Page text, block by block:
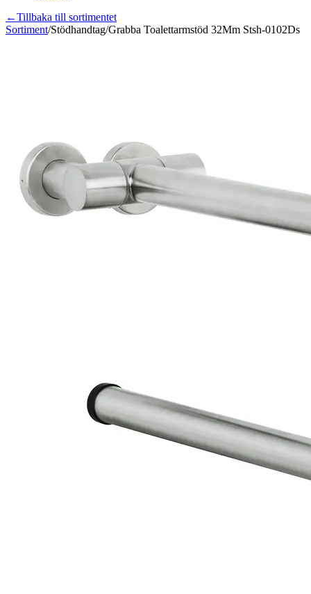
←Tillbaka till sortimentet
Sortiment/Stödhandtag/Grabba Toalettarmstöd 32Mm Stsh-0102Ds